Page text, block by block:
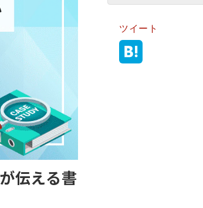
伝える書
ツイート